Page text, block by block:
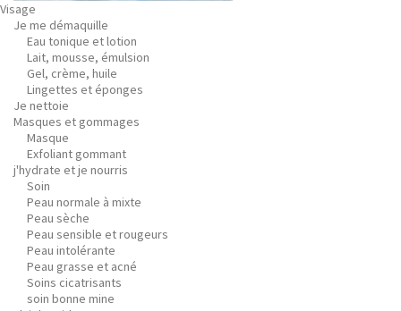
Visage
Je me démaquille
Eau tonique et lotion
Lait, mousse, émulsion
Gel, crème, huile
Lingettes et éponges
Je nettoie
Masques et gommages
Masque
Exfoliant gommant
j'hydrate et je nourris
Soin
Peau normale à mixte
Peau sèche
Peau sensible et rougeurs
Peau intolérante
Peau grasse et acné
Soins cicatrisants
soin bonne mine